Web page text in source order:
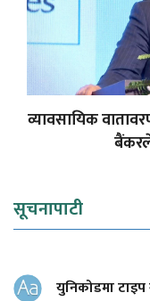
व्यावसायिक
सूचनापाटी
युनिकोडमा टाइप